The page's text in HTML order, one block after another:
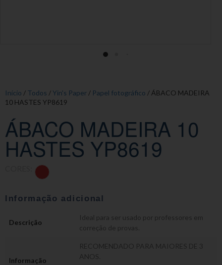
Início / Todos /Yin's Paper / Papel fotográfico / ÁBACO MADEIRA
10 HASTES YP8619
ÁBACO MADEIRA 10
HASTES YP8619
Informação adicional
Descrição
Ideal para ser usado por professores em
correção de provas.
Informação
RECOMENDADO PARA MAIORES DE 3
ANOS.